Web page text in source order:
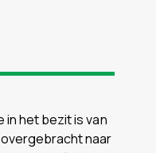
in het bezit is van
naar